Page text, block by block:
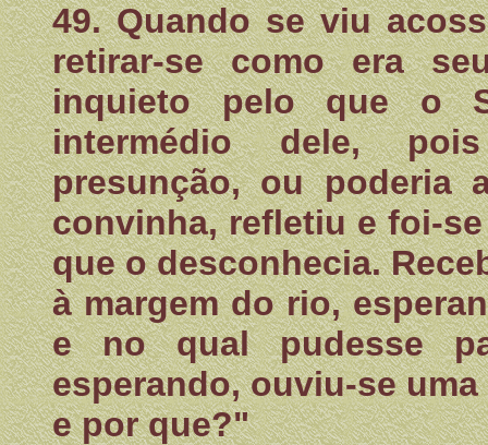
49. Quando se viu
retirar-se como era
inquieto pelo que o
intermédio dele,
presunção, ou poderia
convinha, refletiu e foi-
que o desconhecia.
à margem do rio,
e no qual pudesse
esperando, ouviu-se
e por que?"